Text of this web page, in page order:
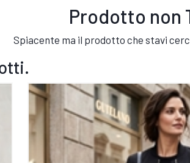
Prodotto non
Spiacente ma il prodotto che stavi